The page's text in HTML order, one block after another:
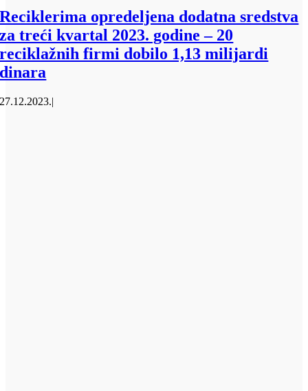
Reciklerima opredeljena dodatna sredstva
za treći kvartal 2023. godine – 20
reciklažnih firmi dobilo 1,13 milijardi
dinara
27.12.2023.|